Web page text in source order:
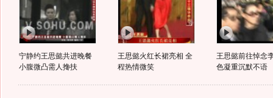
宁静约王思懿共进晚餐
小腹微凸需人搀扶
王思懿火红长裙亮相 全
程热情微笑
王思懿前往悼念
色凝重沉默不语